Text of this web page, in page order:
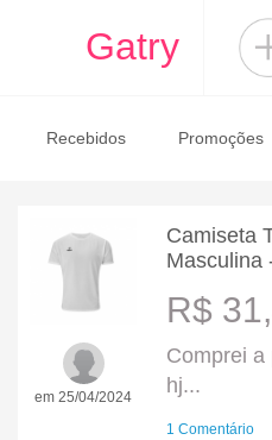
Gatry
Recebidos Promoções
em 25/04/2024
Camiseta
Masculina
R$
Comprei a
hj...
1 Comentário